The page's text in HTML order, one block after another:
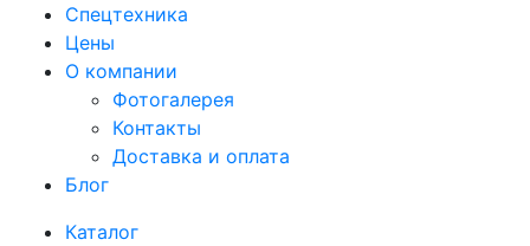
Спецтехника
Цены
О компании
Фотогалерея
Контакты
Доставка и оплата
Блог
Каталог